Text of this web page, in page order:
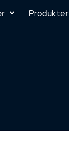
Produkter